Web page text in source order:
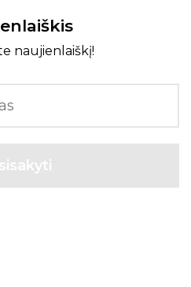
naujienlaiškį!